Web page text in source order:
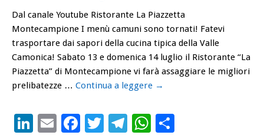
Dal canale Youtube Ristorante La Piazzetta
Montecampione I menù camuni sono tornati! Fatevi
trasportare dai sapori della cucina tipica della Valle
Camonica! Sabato 13 e domenica 14 luglio il Ristorante “La
Piazzetta” di Montecampione vi farà assaggiare le migliori
prelibatezze … Continua a leggere →
LinkedIn
EmailFacebook
Twitter
Telegram
WhatsApp